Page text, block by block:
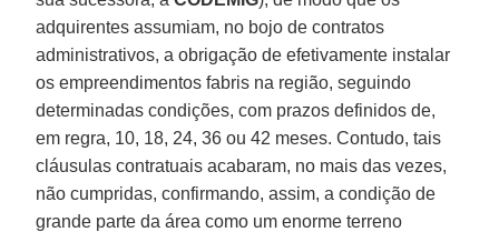
adquirentes assumiam, no bojo de contratos
administrativos, a obrigação de efetivamente instalar
os empreendimentos fabris na região, seguindo
determinadas condições, com prazos definidos de,
em regra, 10, 18, 24, 36 ou 42 meses. Contudo, tais
cláusulas contratuais acabaram, no mais das vezes,
não cumpridas, confirmando, assim, a condição de
grande parte da área como um enorme terreno